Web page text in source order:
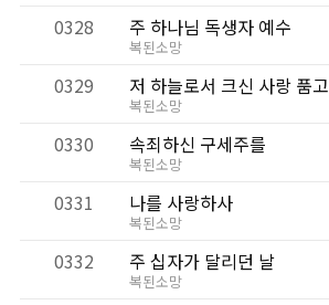
0328 주 하나님 독생자 예수
복된소망
0329 저 하늘로서 크신 사랑 품고
복된소망
0330 속죄하신 구세주를
복된소망
0331 나를 사랑하사
복된소망
0332 주 십자가 달리던 날
복된소망